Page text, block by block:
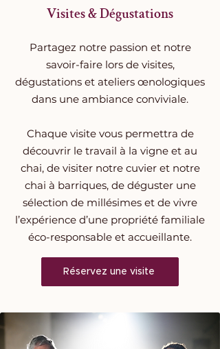
Visites & Dégustations
Partagez notre passion et notre
savoir-faire lors de visites,
dégustations et ateliers œnologiques
dans une ambiance conviviale.
Chaque visite vous permettra de
découvrir le travail à la vigne et au
chai, de visiter notre cuvier et notre
chai à barriques, de déguster une
sélection de millésimes et de vivre
l’expérience d’une propriété familiale
éco-responsable et accueillante.
Réservez une visite